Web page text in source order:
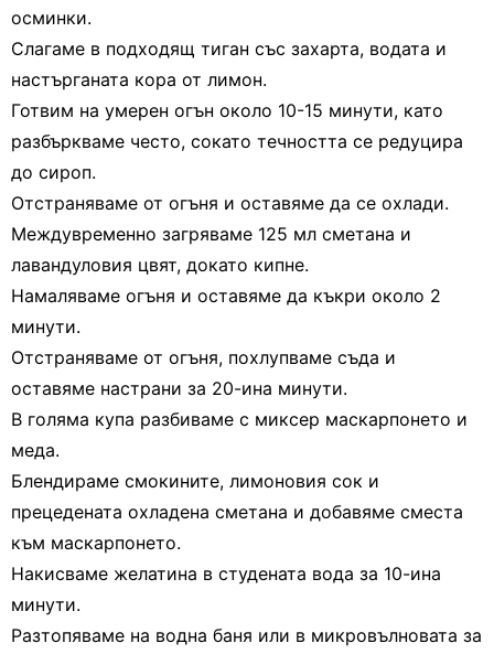
осминки.
Слагаме в подходящ тиган със захарта, водата и
настърганата кора от лимон.
Готвим на умерен огън около 10-15 минути, като
разбъркваме често, сокато течността се редуцира
до сироп.
Отстраняваме от огъня и оставяме да се охлади.
Междувременно загряваме 125 мл сметана и
лавандуловия цвят, докато кипне.
Намаляваме огъня и оставяме да къкри около 2
минути.
Отстраняваме от огъня, похлупваме съда и
оставяме настрани за 20-ина минути.
В голяма купа разбиваме с миксер маскарпонето и
меда.
Блендираме смокините, лимоновия сок и
прецедената охладена сметана и добавяме сместа
към маскарпонето.
Накисваме желатина в студената вода за 10-ина
минути.
Разтопяваме на водна баня или в микровълновата за